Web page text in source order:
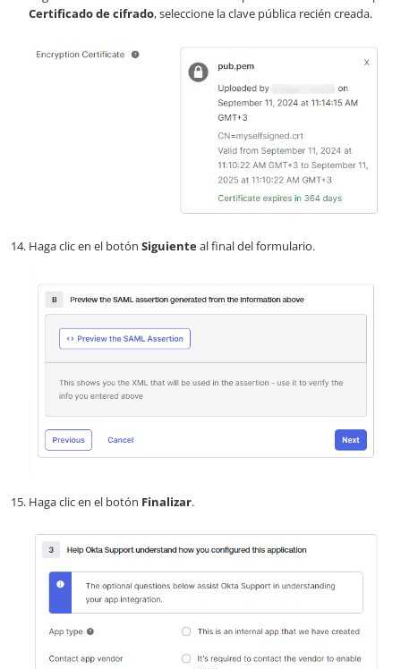
Certificado de cifrado, seleccione la clave pública recién creada.
Haga clic en el botón Siguienteal final del formulario.
Haga clic en el botón Finalizar.